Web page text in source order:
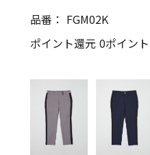
品番： FGM02K
ポイント還元 0ポイント